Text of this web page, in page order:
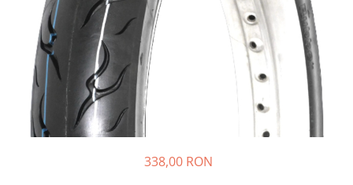
Manete de frana
Etrieri
https://www.doctortrotineta.ro/lumini
Stop trotineta
Faruri
https://www.doctortrotineta.ro/cadru
Aparatori (aripi)
338,00 RON